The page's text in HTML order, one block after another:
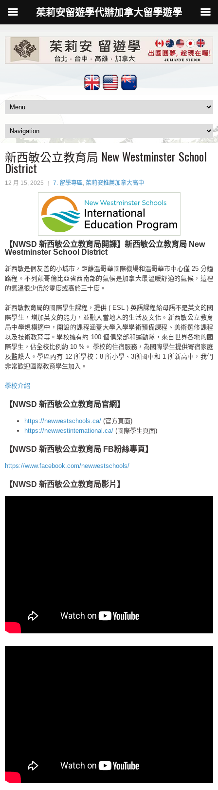
新西敏公立教育局 New Westminster School
District
12 月 15, 2025 7. 留學專區, 茱莉安推薦加拿大高中
【NWSD 新西敏公立教育局開課】新西敏公立教育局 New
Westminster School District
新西敏是個友善的小城市，距離溫哥華國際機場和溫哥華市中心僅 25 分鐘
路程。不列顛哥倫比亞省西南部的氣候是加拿大最溫暖舒適的氣候，這裡
的氣溫很少低於零度或高於三十度。
新西敏教育局的國際學生課程，提供 ( ESL ) 英語課程給母語不是英文的國
際學生，增加英文的能力，並融入當地人的生活及文化。新西敏公立教育
局中學規模適中，開設的課程涵蓋大學入學學術預備課程、美術選修課程
以及技術教育等。學校擁有約 100 個俱樂部和運動隊，來自世界各地的國
際學生，佔全校比例約 10 %。 學校的住宿服務，為國際學生提供寄宿家庭
及監護人。學區內有 12 所學校：8 所小學、3所國中和 1 所新高中，我們
非常歡迎國際教育學生加入。
學校介紹
【NWSD 新西敏公立教育局官網】
https://newwestschools.ca/ (官方頁面)
https://newwestinternational.ca/ (國際學生頁面)
【NWSD 新西敏公立教育局 FB粉絲專頁】
https://www.facebook.com/newwestschools/
【NWSD 新西敏公立教育局影片】
茱莉安留遊學代辦加拿大留學遊學